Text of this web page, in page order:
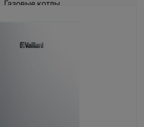
Газовые котлы